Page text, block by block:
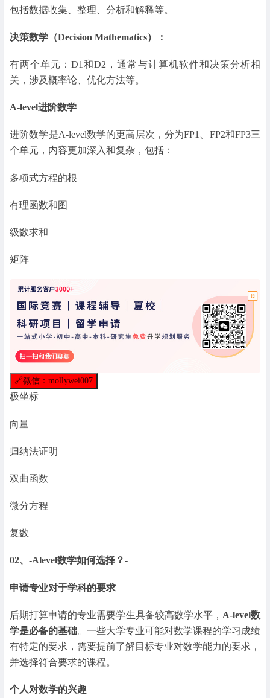
包括数据收集、整理、分析和解释等。
决策数学（Decision Mathematics）：
有两个单元：D1和D2，通常与计算机软件和决策分析相
关，涉及概率论、优化方法等。
A-level进阶数学
进阶数学是A-level数学的更高层次，分为FP1、FP2和FP3三
个单元，内容更加深入和复杂，包括：
多项式方程的根
有理函数和图
级数求和
矩阵
🔗微信：mollywei007
极坐标
向量
归纳法证明
双曲函数
微分方程
复数
02、-Alevel数学如何选择？-
申请专业对于学科的要求
后期打算申请的专业需要学生具备较高数学水平， A-level数
学是必备的基础。一些大学专业可能对数学课程的学习成绩
有特定的要求，需要提前了解目标专业对数学能力的要求，
并选择符合要求的课程。
个人对数学的兴趣